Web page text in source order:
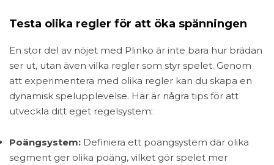
Testa olika regler för att öka spänningen
En stor del av nöjet med Plinko är inte bara hur brädan
ser ut, utan även vilka regler som styr spelet. Genom
att experimentera med olika regler kan du skapa en
dynamisk spelupplevelse. Här är några tips för att
utveckla ditt eget regelsystem:
Poängsystem: Definiera ett poängsystem där olika
segment ger olika poäng, vilket gör spelet mer